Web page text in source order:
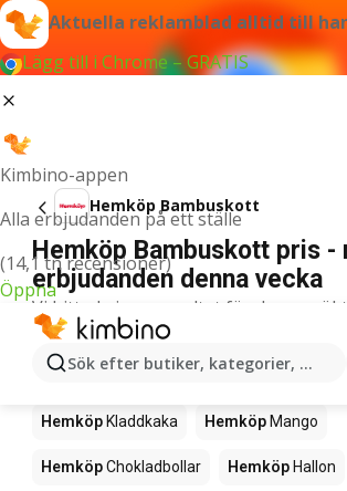
Aktuella reklamblad alltid till
Lägg till i Chrome – GRATIS
Kimbino-appen
Alla erbjudanden på ett ställe
(14,1 tn recensioner)
Öppna
Sök efter butiker, kategorier,
Hemköp Bambuskott
Hemköp Bambuskott pris -
erbjudanden denna vecka
Vi hittade inga resultat för denna
Övriga produkter i
Hemköp HemköpPizza
Hemköp Kladdkaka Hemköp Mango
HemköpChokladbollar Hemköp Hallon